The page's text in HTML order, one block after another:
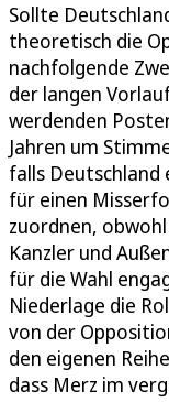
Sollte
theoretisch die
nachfolgende
der langen
werdenden
Jahren um
falls
für einen
zuordnen,
Kanzler und
für die Wahl
Niederlage die
von der
den eigenen
dass Merz im